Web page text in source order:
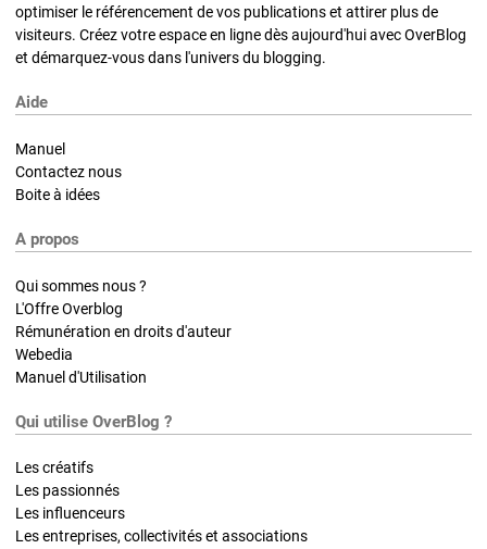
optimiser le référencement de vos publications et attirer plus de
visiteurs. Créez votre espace en ligne dès aujourd'hui avec OverBlog
et démarquez-vous dans l'univers du blogging.
Aide
Manuel
Contactez nous
Boite à idées
A propos
Qui sommes nous ?
L'Offre Overblog
Rémunération en droits d'auteur
Webedia
Manuel d'Utilisation
Qui utilise OverBlog ?
Les créatifs
Les passionnés
Les influenceurs
Les entreprises, collectivités et associations